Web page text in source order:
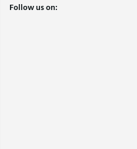
Follow us on: